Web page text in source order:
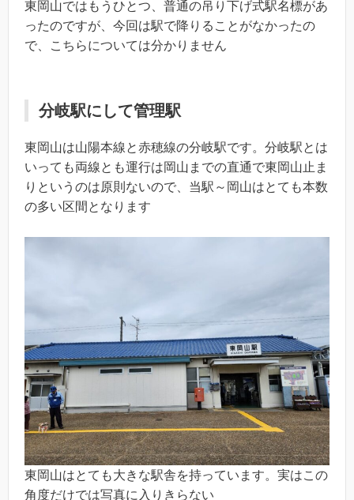
東岡山ではもうひとつ、普通の吊り下げ式駅名標があ
ったのですが、今回は駅で降りることがなかったの
で、こちらについては分かりません
分岐駅にして管理駅
東岡山は山陽本線と赤穂線の分岐駅です。分岐駅とは
いっても両線とも運行は岡山までの直通で東岡山止ま
りというのは原則ないので、当駅～岡山はとても本数
の多い区間となります
東岡山はとても大きな駅舎を持っています。実はこの
角度だけでは写真に入りきらない